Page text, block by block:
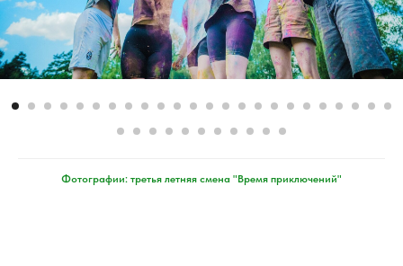
Фотографии: третья летняя смена "Время приключений"